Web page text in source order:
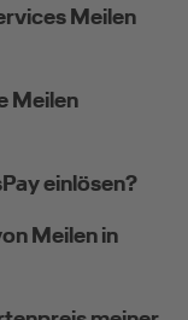
Meilen
Meilen
einlösen?
Meilen in